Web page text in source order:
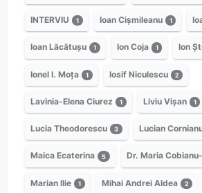
INTERVIU 1 Ioan Cișmileanu 1
Ioan Lăcătușu 1 Ion Coja 1 Ion
Ionel I. Moța 1 Iosif Niculescu 2
Lavinia-Elena Ciurez 1 Liviu Vișan 1
Lucia Theodorescu 3 Lucian
Maica Ecaterina 5 Dr. Maria
Marian Ilie 1 Mihai Andrei Aldea 2